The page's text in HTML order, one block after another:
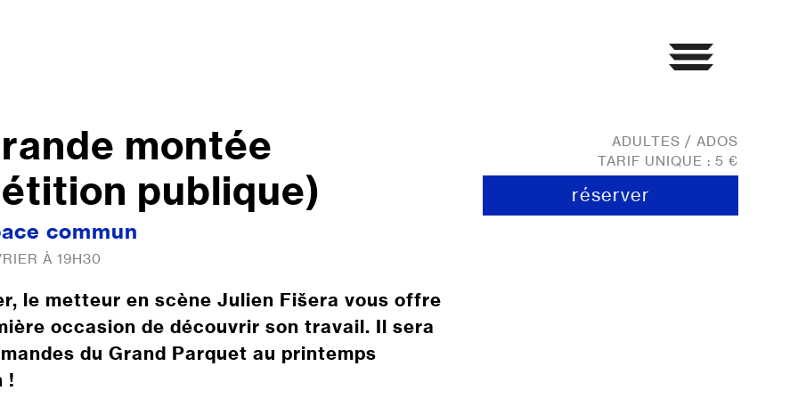
montée
publique)
commun
À 19H30
le metteur en scène Julien Fišera vous offre
occasion de découvrir son travail. Il sera
du Grand Parquet au printemps
!
ADULTES / ADOS
TARIF UNIQUE : 5 €
réserver